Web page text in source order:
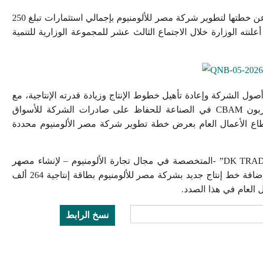
في سياق آخر أعلنت وزارة قطاع الأعمال العام ت عن خطتها لتطوير شركة مصر للألومنيوم بإجمالي استثمارات تبلغ 250
ذلك وفقًا لما أعلنته الوزارة خلال الاجتماع الثالث عشر للمجموعة الوزارية للتنمية
الشركة وإعادة تأهيل خطوط الإنتاج وزيادة قدرته الإنتاجية، مع
مراعاة الاشتراطات الخاصة بآلية تعديل حدود الكربون CBAM في الصناعة للحفاظ على صادرات الشركة للأسواق
الأعمال العام بعرض خطة تطوير شركة مصر الألومنيوم محددة
وتم استعراض الطلبات المقدمة من شركة “DK TRADE AG” -المتخصصة في مجال تجارة الألومنيوم – لإنشاء مصهر
جديد للألومنيوم بطاقة إنتاجية تبلغ 200 ألف طن أو إضافة خط إنتاج جديد بشركة مصر للألومنيوم بطاقة إنتاجية 264 ألف
العام في هذا الصدد.
نسخ الرابط